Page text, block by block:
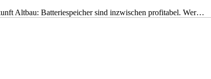
Altbau: Batteriespeicher sind inzwischen profitabel. Wer…